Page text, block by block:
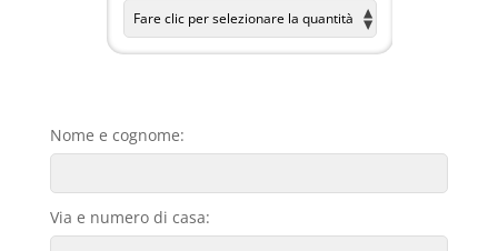
Nome e cognome:
Via e numero di casa: